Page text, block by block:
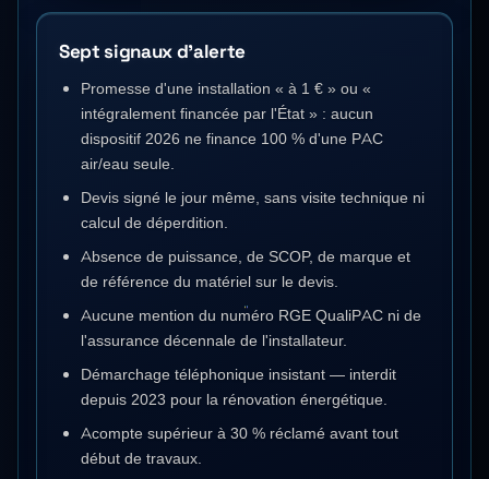
Sept signaux d'alerte
Promesse d'une installation « à 1 € » ou «
intégralement financée par l'État » : aucun
dispositif 2026 ne finance 100 % d'une PAC
air/eau seule.
Devis signé le jour même, sans visite technique ni
calcul de déperdition.
Absence de puissance, de SCOP, de marque et
de référence du matériel sur le devis.
Aucune mention du numéro RGE QualiPAC ni de
l'assurance décennale de l'installateur.
Démarchage téléphonique insistant — interdit
depuis 2023 pour la rénovation énergétique.
Acompte supérieur à 30 % réclamé avant tout
début de travaux.